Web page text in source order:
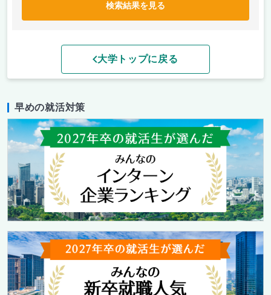
検索結果を見る
大学トップに戻る
早めの就活対策